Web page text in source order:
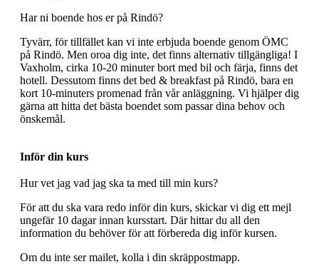
Har ni boende hos er på Rindö?
Tyvärr, för tillfället kan vi inte erbjuda boende genom ÖMC
på Rindö. Men oroa dig inte, det finns alternativ tillgängliga! I
Vaxholm, cirka 10-20 minuter bort med bil och färja, finns det
hotell. Dessutom finns det bed & breakfast på Rindö, bara en
kort 10-minuters promenad från vår anläggning. Vi hjälper dig
gärna att hitta det bästa boendet som passar dina behov och
önskemål.
Inför din kurs
Hur vet jag vad jag ska ta med till min kurs?
För att du ska vara redo inför din kurs, skickar vi dig ett mejl
ungefär 10 dagar innan kursstart. Där hittar du all den
information du behöver för att förbereda dig inför kursen.
Om du inte ser mailet, kolla i din skräppostmapp.